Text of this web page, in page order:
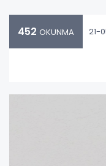
452 OKUNMA 21-